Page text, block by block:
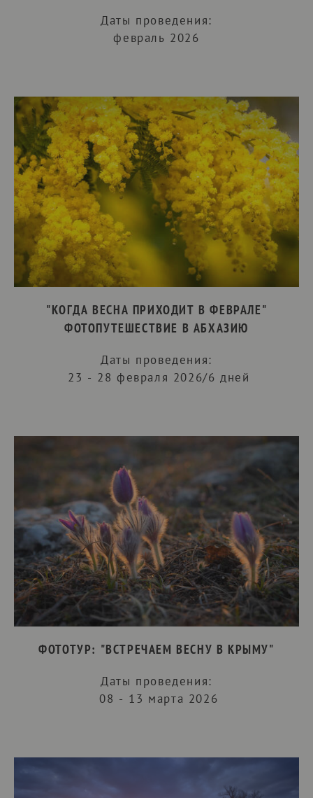
Даты проведения:
февраль 2026
"КОГДА ВЕСНА ПРИХОДИТ В ФЕВРАЛЕ"
ФОТОПУТЕШЕСТВИЕ В АБХАЗИЮ
Даты проведения:
23 - 28 февраля 2026/6 дней
ФОТОТУР: "ВСТРЕЧАЕМ ВЕСНУ В КРЫМУ"
Даты проведения:
08 - 13 марта 2026